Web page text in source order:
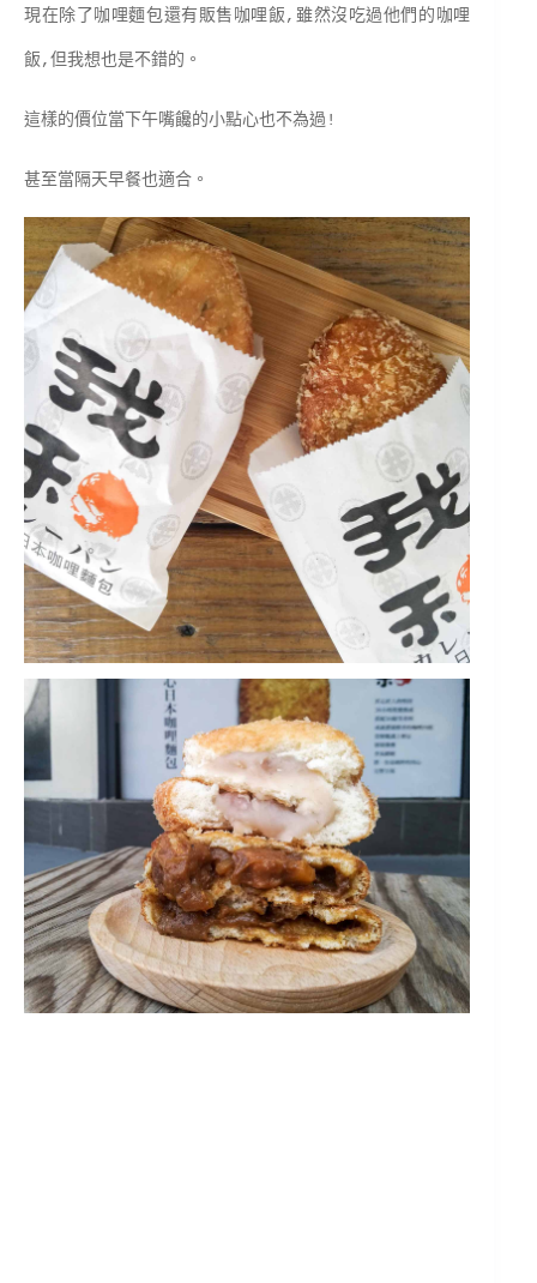
現在除了咖哩麵包還有販售咖哩飯,雖然沒吃過他們的咖哩
飯,但我想也是不錯的。
這樣的價位當下午嘴饞的小點心也不為過!
甚至當隔天早餐也適合。